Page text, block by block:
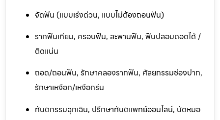
จัดฟัน (แบบเร่งด่วน, แบบไม่ต้องถอนฟัน)
รากฟันเทียม, ครอบฟัน, สะพานฟัน, ฟันปลอมถอดได้ /
ติดแน่น
ถอด/ถอนฟัน, รักษาคลองรากฟัน, ศัลยกรรมช่องปาก,
รักษาเหงือก/เหงือกร่น
ทันตกรรมฉุกเฉิน, ปรึกษาทันตแพทย์ออนไลน์, นัดหมอ